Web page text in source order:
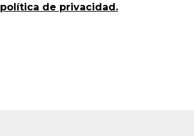
política de privacidad.